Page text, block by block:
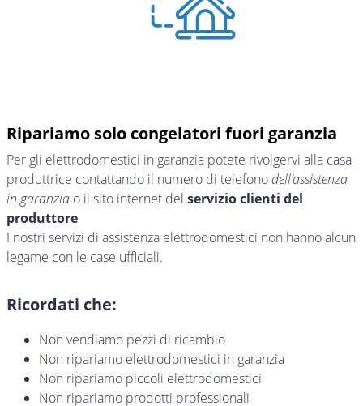
Ripariamo solo congelatori fuori garanzia
Per gli elettrodomestici in garanzia potete rivolgervi alla casa
produttrice contattando il numero di telefonodell’assistenza
in garanzia o il sito internet del servizio clienti del
produttore
I nostri servizi di assistenza elettrodomestici non hanno alcun
legame con le case ufficiali.
Ricordati che:
Non vendiamo pezzi di ricambio
Non ripariamo elettrodomestici in garanzia
Non ripariamo piccoli elettrodomestici
Non ripariamo prodotti professionali